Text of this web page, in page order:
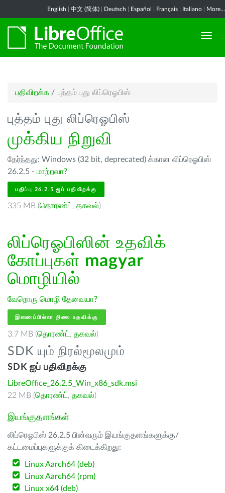
English 中文 (简体) Deutsch Español Français Italiano More...
பதிவிறக்க / புத்தம் புது லிப்ரெஓபிஸ்
புத்தம் புது லிப்ரெஓபிஸ்
முக்கிய நிறுவி
தேர்ந்தது: Windows (32 bit, deprecated) க்கான லிப்ரெஓபிஸ்
26.2.5 - மாற்றவா?
பதிப்பு 26.2.5 ஐப் பதிவிறக்கு
335 MB (தொரண்ட் , தகவல்)
லிப்ரெஓபிஸின் உதவிக்
கோப்புகள் magyar
மொழியில்
வேறொரு மொழி தேவையா?
இணைப்பில்லா நிலை உதவிக்கு
3.7 MB (தொரண்ட் , தகவல்)
SDK யும் நிரல்மூலமும்
SDK ஐப் பதிவிறக்கு
LibreOffice_26.2.5_Win_x86_sdk.msi
22 MB (தொரண்ட் , தகவல்)
இயங்குதளங்கள்
லிப்ரெஓபிஸ் 26.2.5 பின்வரும் இயங்குதளங்களுக்கு/
கட்டமைப்புகளுக்குக் கிடைக்கிறது:
Linux Aarch64 (deb)
Linux Aarch64 (rpm)
Linux x64 (deb)